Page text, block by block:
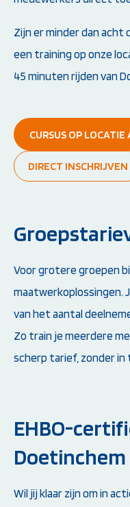
Zijn er minder dan acht
een training op onze
45 minuten rijden van
CURSUS OP
DIRECT INSCHRIJVEN
Voor grotere groepen
maatwerkoplossingen.
van het aantal
Zo train je meerdere
scherp tarief, zonder
EHBO-
Doetinchem
Wil jij klaar zijn om in